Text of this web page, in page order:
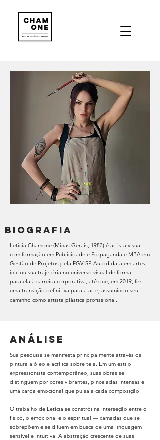
BIOGRAFIA
Letícia Chamone (Minas Gerais, 1983) é artista visual
com formação em Publicidade e Propaganda e MBA em
Gestão de Projetos pela FGV-SP. Autodidata em artes,
iniciou sua trajetória no universo visual de forma
paralela à carreira corporativa, até que, em 2019, fez
uma transição definitiva para a arte, assumindo seu
caminho como artista plástica profissional.
ANÁLISE
Sua pesquisa se manifesta principalmente através da
pintura a óleo e acrílica sobre tela. Em um estilo
expressionista contemporâneo, suas obras se
distinguem por cores vibrantes, pinceladas intensas e
uma carga emocional que pulsa a cada composição.
O trabalho de Letícia se constrói na interseção entre o
físico, o emocional e o espiritual — camadas que se
sobrepõem e se diluem em busca de uma linguagem
sensível e intuitiva. A abstração crescente de suas